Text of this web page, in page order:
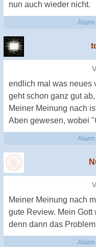
nun auch wieder nicht.
Alarm
endlich mal was neues
geht schon ganz gut
Meiner Meinung nach
Aben gewesen, wobei
Alarm
Meiner Meinung nach
gute Review. Mein
denn dann das
Alarm